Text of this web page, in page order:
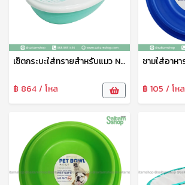
เซ็ตกระบะใส่ทรายสำหรับแมว No.1802 SRT
฿ 864 / โหล ฿ 105 / โหล